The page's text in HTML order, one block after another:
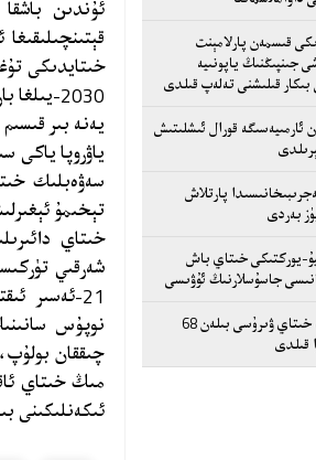
ئۇندىن
خىتايدىكى
2030-يىلغا بارغاندا، خىتايدىكى 65 ياشتىن يۇقىرىلار تەخمىنەن %18 كە يېتىشى مۇمكىن ئىكەن.
يەنە بىر
ياۋروپا ياكى
سەۋەبلىك
تېخىمۇ
خىتاي
شەرقىي
21-ئەسىر
نوپۇس
مىڭ خىتاي
ئىكەنلىكىنى
قىسمەن پارلامېنت
جىنپىڭنىڭ ياپونىيە
بىكار قىلىشنى تەلەپ قىلدى
ئارمىيەسىگە قورال ئىشلىتىش
پارتلاش
بەردى
يوركتىكى خىتاي باش
جاسۇسلارنىڭ ئۇۋىسى
تۈركىيەدە خىتاي ۋىرۇسى بىلەن 68
قىلدى